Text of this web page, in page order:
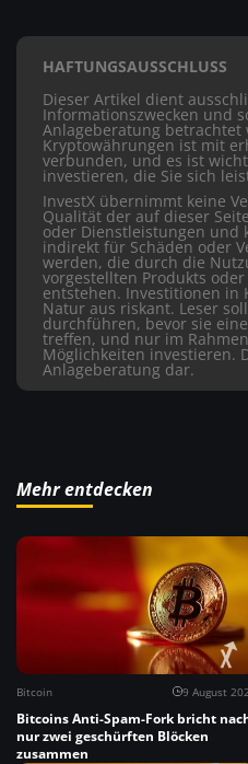
HAFTUNGSAUSSCHLUSS
Dieser Artikel dient
Informationszwecken und
Anlageberatung
Kryptowährungen ist mit
verbunden, und es ist
investieren, die Sie sich
InvestX übernimmt keine
Qualität der auf dieser
oder Dienstleistungen und
indirekt für Schäden oder
werden, die durch die
vorgestellten Produkts
entstehen. Investitionen in
Natur aus riskant. Leser
durchführen, bevor sie
treffen, und nur im
Möglichkeiten investieren.
Anlageberatung dar.
Mehr entdecken
Bitcoin 9 August
Bitcoins Anti-Spam-Fork bricht
nur zwei geschürften Blöcken
zusammen